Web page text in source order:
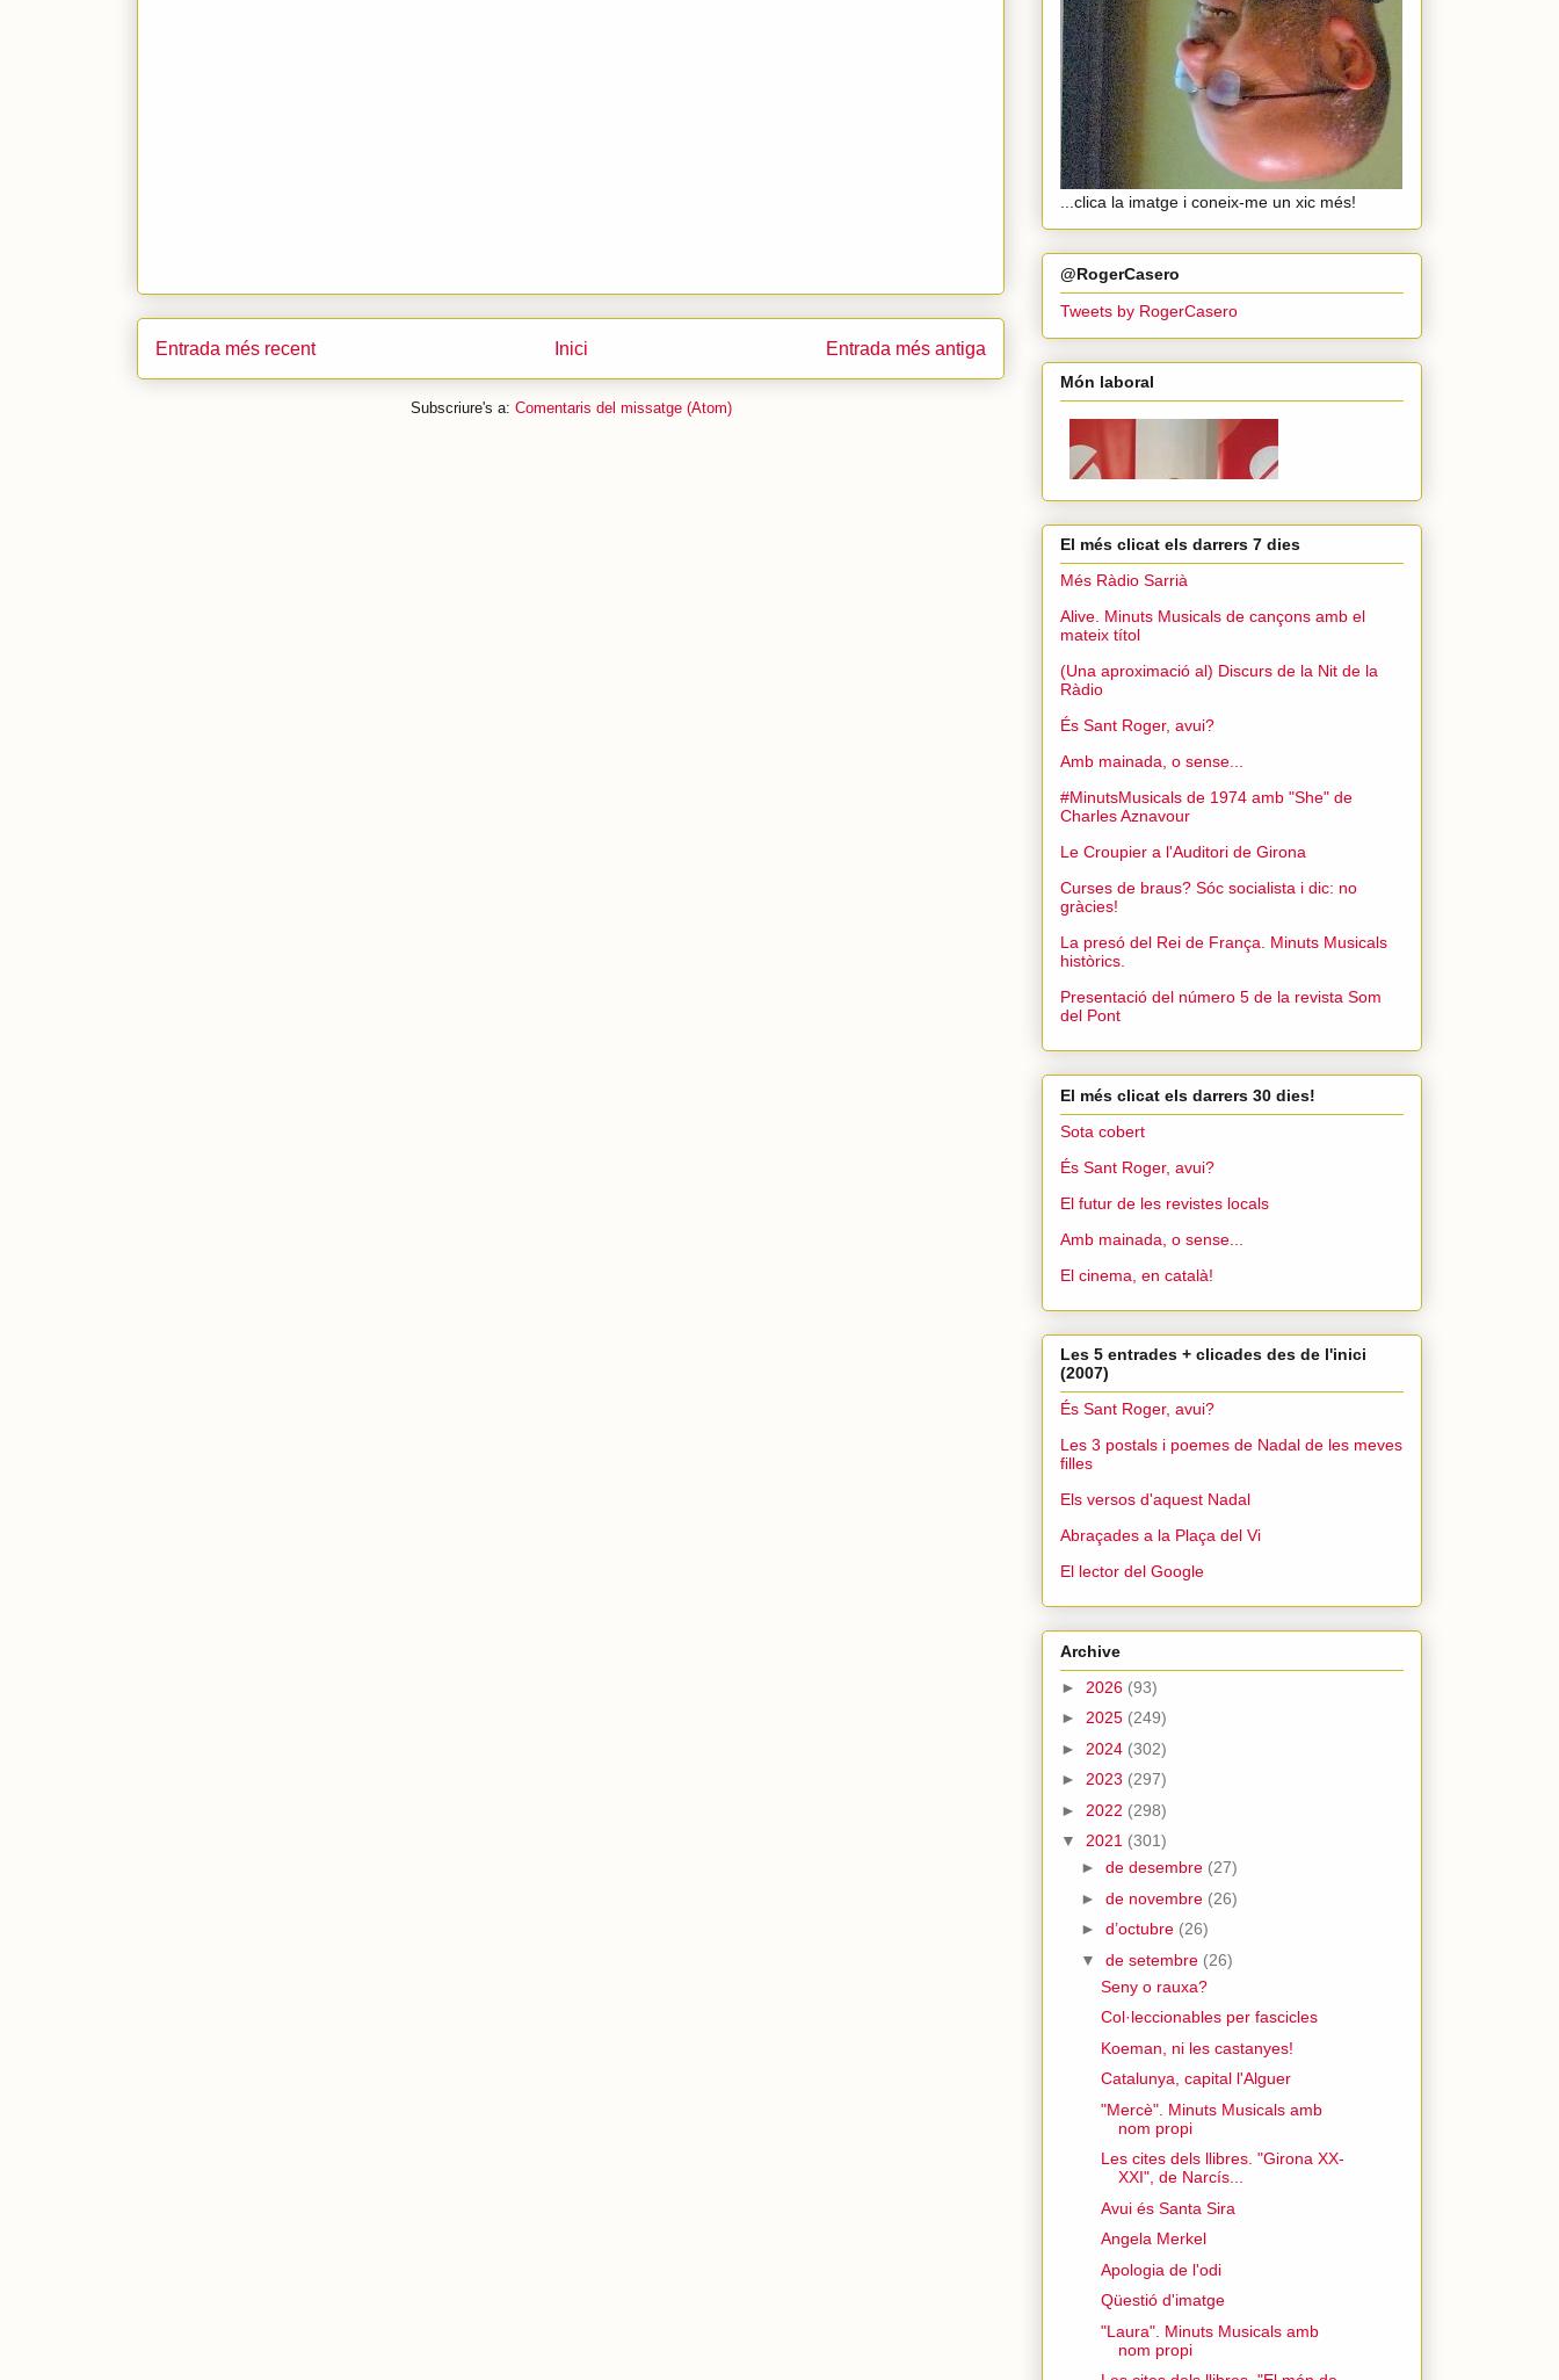
Entrada més recent Entrada més antiga
Inici
Subscriure's a: Comentaris del missatge (Atom)
...clica la imatge i coneix-me un xic més!
@RogerCasero
Tweets by RogerCasero
Món laboral
El més clicat els darrers 7 dies
Més Ràdio Sarrià
Alive. Minuts Musicals de cançons amb el
mateix títol
(Una aproximació al) Discurs de la Nit de la
Ràdio
És Sant Roger, avui?
Amb mainada, o sense...
#MinutsMusicals de 1974 amb "She" de
Charles Aznavour
Le Croupier a l'Auditori de Girona
Curses de braus? Sóc socialista i dic: no
gràcies!
La presó del Rei de França. Minuts Musicals
històrics.
Presentació del número 5 de la revista Som
del Pont
El més clicat els darrers 30 dies!
Sota cobert
És Sant Roger, avui?
El futur de les revistes locals
Amb mainada, o sense...
El cinema, en català!
Les 5 entrades + clicades des de l'inici
(2007)
És Sant Roger, avui?
Les 3 postals i poemes de Nadal de les meves
filles
Els versos d'aquest Nadal
Abraçades a la Plaça del Vi
El lector del Google
Archive
► 2026 (93)
► 2025 (249)
► 2024 (302)
► 2023 (297)
► 2022 (298)
▼ 2021 (301)
► de desembre (27)
► de novembre (26)
► d’octubre (26)
▼ de setembre (26)
Seny o rauxa?
Col·leccionables per fascicles
Koeman, ni les castanyes!
Catalunya, capital l'Alguer
"Mercè". Minuts Musicals amb
nom propi
Les cites dels llibres. "Girona XX-
XXI", de Narcís...
Avui és Santa Sira
Angela Merkel
Apologia de l'odi
Qüestió d'imatge
"Laura". Minuts Musicals amb
nom propi